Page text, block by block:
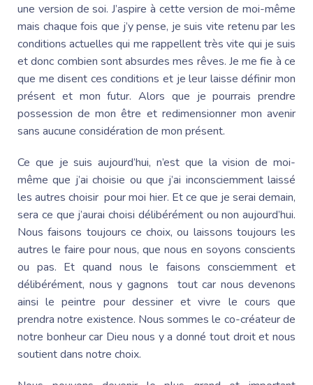
une version de soi. J’aspire à cette version de moi-même
mais chaque fois que j’y pense, je suis vite retenu par les
conditions actuelles qui me rappellent très vite qui je suis
et donc combien sont absurdes mes rêves. Je me fie à ce
que me disent ces conditions et je leur laisse définir mon
présent et mon futur. Alors que je pourrais prendre
possession de mon être et redimensionner mon avenir
sans aucune considération de mon présent.
Ce que je suis aujourd’hui, n’est que la vision de moi-
même que j’ai choisie ou que j’ai inconsciemment laissé
les autres choisir pour moi hier. Et ce que je serai demain,
sera ce que j’aurai choisi délibérément ou non aujourd’hui.
Nous faisons toujours ce choix, ou laissons toujours les
autres le faire pour nous, que nous en soyons conscients
ou pas. Et quand nous le faisons consciemment et
délibérément, nous y gagnons tout car nous devenons
ainsi le peintre pour dessiner et vivre le cours que
prendra notre existence. Nous sommes le co-créateur de
notre bonheur car Dieu nous y a donné tout droit et nous
soutient dans notre choix.